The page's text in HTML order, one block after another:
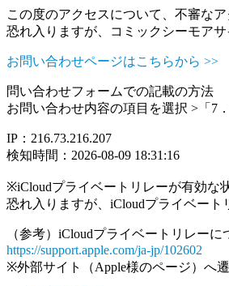
この度のアクセスについて、不審な
恐れ入りますが、コミックシーモア
お問い合わせページはこちらから >>
問い合わせフォームでの記載の方法
お問い合わせ内容の項目を選択 >「7
IP：216.73.216.207
検知時間：2026-08-09 18:31:16
※iCloudプライベートリレーが有効な
恐れ入りますが、iCloudプライベート
（参考）iCloudプライベートリレーに
https://support.apple.com/ja-jp/102602
※外部サイト（Apple様のページ）へ